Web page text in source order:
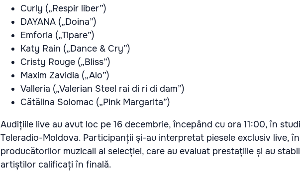
Curly („Respir liber”)
DAYANA („Doina”)
Emforia („Tipare”)
Katy Rain („Dance & Cry”)
Cristy Rouge („Bliss”)
Maxim Zavidia („Alo”)
Valleria („Valerian Steel rai di ri di dam”)
Cătălina Solomac („Pink Margarita”)
Audițiile live au avut loc pe 16 decembrie, începând cu ora 11:00, în
Teleradio-Moldova. Participanții și-au interpretat piesele exclusiv live,
producătorilor muzicali ai selecției, care au evaluat prestațiile și au
artiștilor calificați în finală.